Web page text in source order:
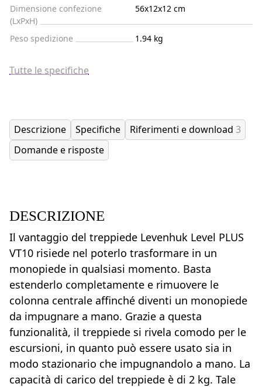
Dimensione confezione
(LxPxH)
56x12x12 cm
Peso spedizione 1.94 kg
Tutte le specifiche
Descrizione Specifiche Riferimenti e download 3
Domande e risposte
DESCRIZIONE
Il vantaggio del treppiede Levenhuk Level PLUS
VT10 risiede nel poterlo trasformare in un
monopiede in qualsiasi momento. Basta
estenderlo completamente e rimuovere le
colonna centrale affinché diventi un monopiede
da impugnare a mano. Grazie a questa
funzionalità, il treppiede si rivela comodo per le
escursioni, in quanto può essere usato sia in
modo stazionario che impugnandolo a mano. La
capacità di carico del treppiede è di 2 kg. Tale